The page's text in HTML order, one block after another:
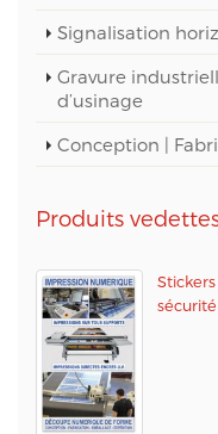
Signalisation
Gravure
d’usinage
Conception |
Produits
sécurité